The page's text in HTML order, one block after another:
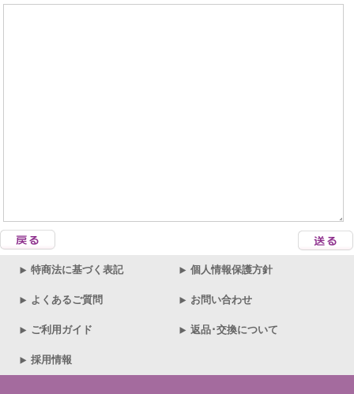
特商法に基づく表記 個人情報保護方針
よくあるご質問 お問い合わせ
ご利用ガイド 返品･交換について
採用情報